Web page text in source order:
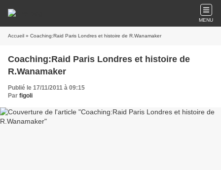
MENU
Accueil » Coaching:Raid Paris Londres et histoire de R.Wanamaker
Coaching:Raid Paris Londres et histoire de
R.Wanamaker
Publié le 17/11/2011 à 09:15
Par figoli